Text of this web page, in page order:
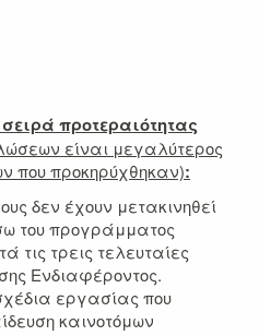
προτεραιότητας
είναι μεγαλύτερος
που προκηρύχθηκαν):
δεν έχουν μετακινηθεί
του προγράμματος
τις τρεις τελευταίες
Ενδιαφέροντος.
εργασίας που
καινοτόμων